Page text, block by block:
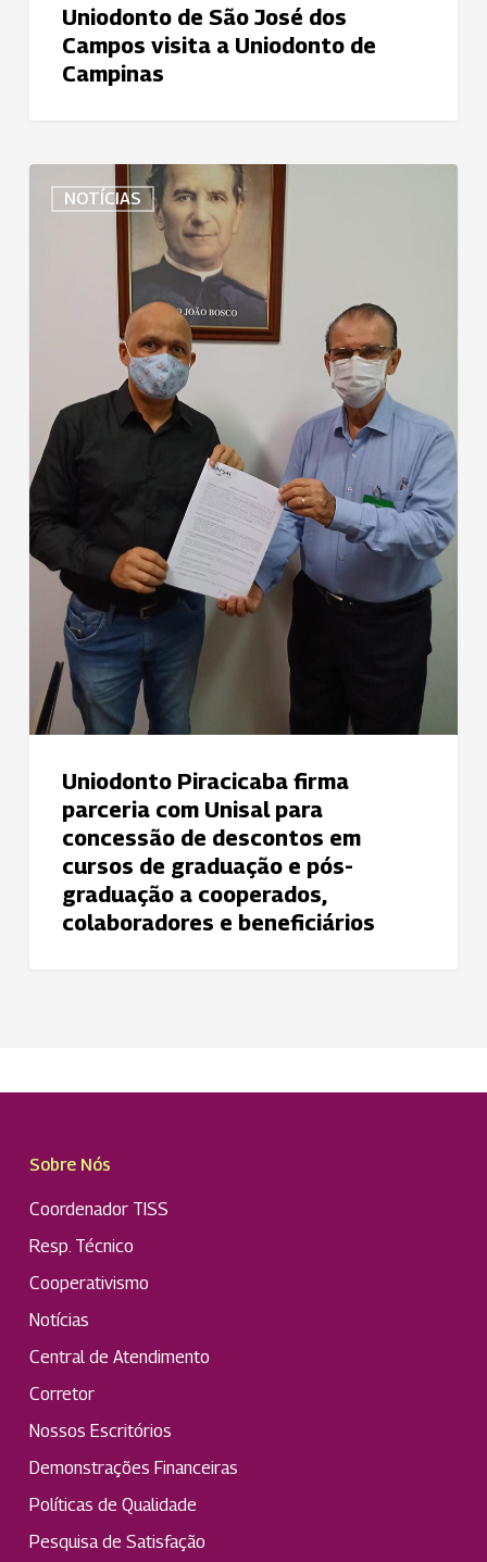
Uniodonto de São José dos
Campos visita a Uniodonto de
Campinas
NOTÍCIAS
Piracicaba
descontos
em
cursos
de
graduação
cooperados,
colaboradores
e
beneficiários
Uniodonto Piracicaba firma
parceria com Unisal para
concessão de descontos em
cursos de graduação e pós-
graduação a cooperados,
colaboradores e beneficiários
Sobre Nós
Coordenador TISS
Resp. Técnico
Cooperativismo
Notícias
Central de Atendimento
Corretor
Nossos Escritórios
Demonstrações Financeiras
Políticas de Qualidade
Pesquisa de Satisfação